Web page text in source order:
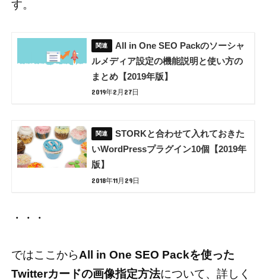
す。
All in One SEO Packのソーシャ
ルメディア設定の機能説明と使い方の
まとめ【2019年版】
2019年2月27日
STORKと合わせて入れておきた
いWordPressプラグイン10個【2019年
版】
2018年11月29日
・・・
ではここからAll in One SEO Packを使った
Twitterカードの画像指定方法について、詳しく